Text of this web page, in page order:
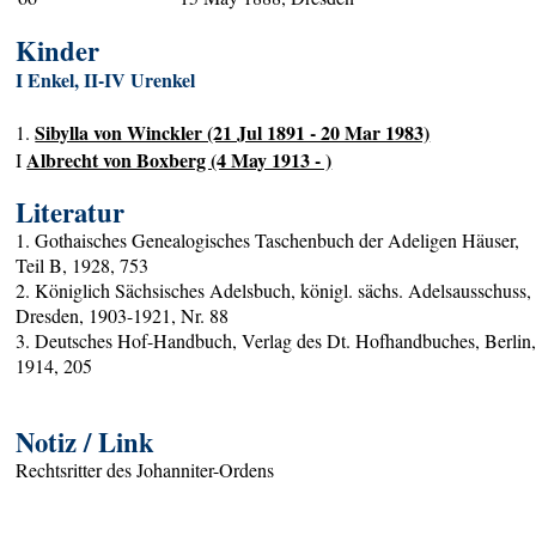
Kinder
I Enkel, II-IV Urenkel
1.Sibylla von Winckler (21 Jul 1891 - 20 Mar 1983)
IAlbrecht von Boxberg (4 May 1913 - )
Literatur
1. Gothaisches Genealogisches Taschenbuch der Adeligen Häuser,
Teil B, 1928, 753
2. Königlich Sächsisches Adelsbuch, königl. sächs. Adelsausschuss,
Dresden, 1903-1921, Nr. 88
3. Deutsches Hof-Handbuch, Verlag des Dt. Hofhandbuches, Berlin,
1914, 205
Notiz / Link
Rechtsritter des Johanniter-Ordens